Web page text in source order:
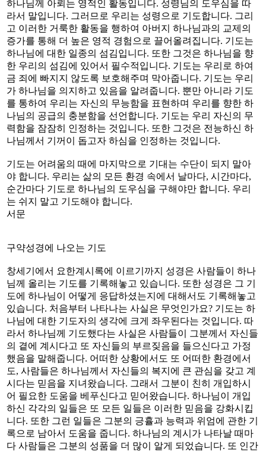
하나님께 아뢰는 영적인 활동입니다. 성령님의 도우심을 따
라서 말입니다. 그러므로 우리는 성령으로 기도합니다. 그리
고 이러한 거룩한 활동을 행하여 아버지 하나님과의 교제의
증가를 통해 더 높은 영적 경험으로 끌어올려집니다. 기도는
하나님에 대한 일종의 섬김입니다. 또한 그것은 하나님을 향
한 우리의 섬김에 있어서 필수적입니다. 기도는 우리로 하여
금 죄에 빠지지 않도록 보호해주며 막아줍니다. 기도는 우리
가 하나님을 의지하고 있음을 알려줍니다. 뿐만 아니라 기도
를 통하여 우리는 자신의 무능함을 표현하며 우리를 향한 하
나님의 공급의 충분함을 선언합니다. 기도는 우리 자신의 무
력함을 잠잠히 인정하는 것입니다. 또한 그것은 전능하신 하
나님께서 기꺼이 돕고자 하심을 인정하는 것입니다.
기도는 어려움의 때에 마지막으로 기대는 수단이 되지 말아
야 합니다. 우리는 삶의 모든 환경 속에서 날마다, 시간마다,
순간마다 기도로 하나님의 도우심을 구해야만 합니다. 우리
는 쉬지 말고 기도해야 합니다.
서문
구약성경에 나오는 기도
창세기에서 요한계시록에 이르기까지 성경은 사람들이 하나
님께 올리는 기도를 기록해놓고 있습니다. 또한 성경은 그 기
도에 하나님이 어떻게 응답하셨는지에 대해서도 기록해놓고
있습니다. 처음부터 나타나는 사실은 무엇인가요? 기도는 하
나님에 대한 기도자의 생각에 크게 좌우된다는 것입니다. 따
라서 하나님께 기도했다는 사실은 사람들이 그분께서 자신들
의 곁에 계시다고 또 자신들의 부르짖음을 들으신다고 가정
했음을 말해줍니다. 어떠한 상황에서도 또 어떠한 환경에서
도, 사람들은 하나님께서 자신들의 복지에 큰 관심을 갖고 계
시다는 믿음을 지녀왔습니다. 그래서 그분이 친히 개입하시
어 필요한 도움을 베푸신다고 믿어왔습니다. 하나님이 개입
하신 각각의 일들은 또 모든 일들은 이러한 믿음을 강화시킵
니다. 또한 그런 일들은 그분의 긍휼과 능력과 위엄에 관한 기
록으로 남아서 도움을 줍니다. 하나님의 계시가 나타날 때마
다 사람들은 그분의 성품을 더 많이 알게 되었습니다. 또 인간